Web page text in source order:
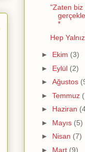
"Zaten biz
*
Hep
► Ekim (3)
► Eylül (2)
► Ağustos
► Temmuz
► Haziran
► Mayıs (5)
► Nisan (7)
► Mart (9)